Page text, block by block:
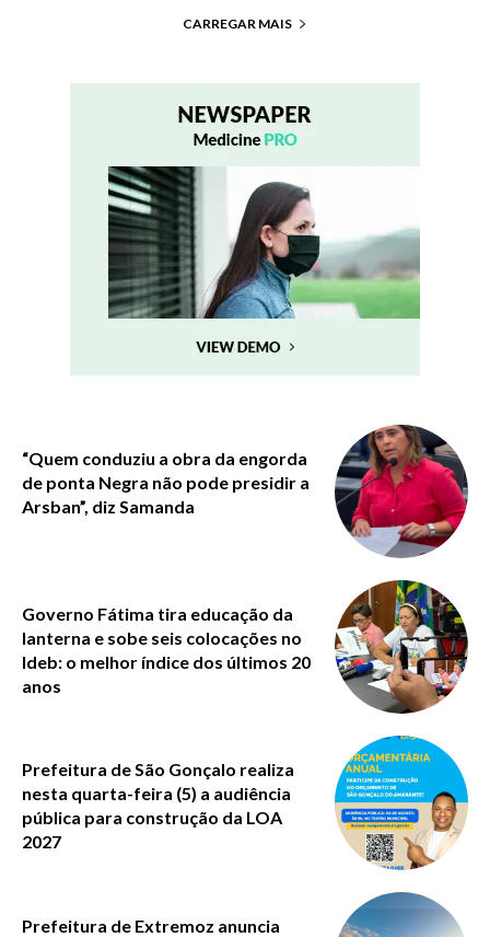
CARREGAR MAIS
“Quem conduziu a obra da engorda
de ponta Negra não pode presidir a
Arsban”, diz Samanda
Governo Fátima tira educação da
lanterna e sobe seis colocações no
Ideb: o melhor índice dos últimos 20
anos
Prefeitura de São Gonçalo realiza
nesta quarta-feira (5) a audiência
pública para construção da LOA
2027
Prefeitura de Extremoz anuncia